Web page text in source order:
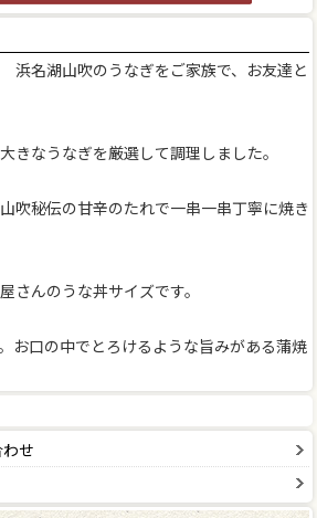
浜名湖山吹のうなぎをご家族で、お友達と
きなうなぎを厳選して調理しました。
吹秘伝の甘辛のたれで一串一串丁寧に焼き
さんのうな丼サイズです。
お口の中でとろけるような旨みがある蒲焼
せ